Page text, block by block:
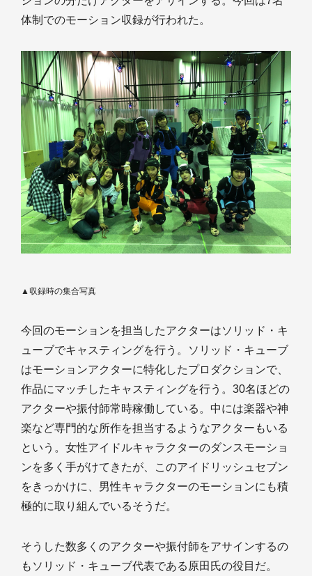
体制でのモーション収録が行われた。
▲収録時の集合写真
今回のモーションを担当したアクターはソリッド・キ
ューブでキャスティングを行う。ソリッド・キューブ
はモーションアクターに特化したプロダクションで、
作品にマッチしたキャスティングを行う。30名ほどの
アクターや振付師常時稼働している。中には楽器や神
楽など専門的な所作を担当するようなアクターもいる
という。女性アイドルキャラクターのダンスモーショ
ンを多く手がけてきたが、このアイドリッシュセブン
をきっかけに、男性キャラクターのモーションにも積
極的に取り組んでいるそうだ。
そうした数多くのアクターや振付師をアサインするの
もソリッド・キューブ代表である原田氏の役目だ。